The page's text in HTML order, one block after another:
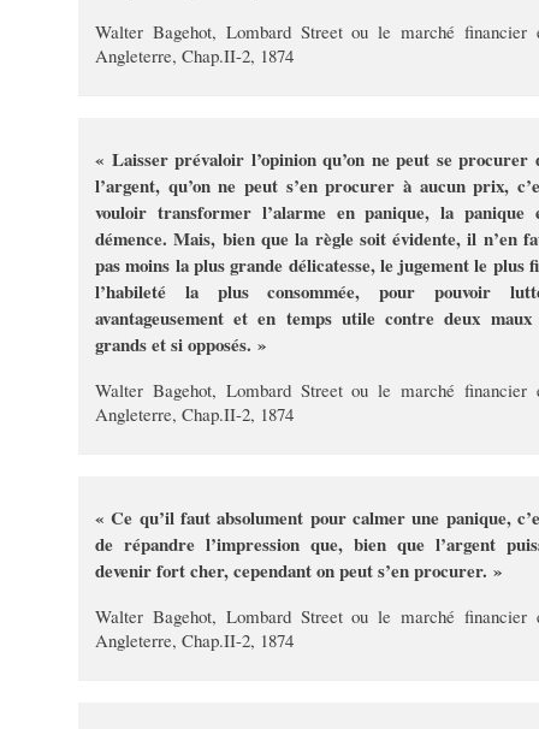
Walter Bagehot, Lombard Street ou le marché financier
Angleterre, Chap.II-2, 1874
« Laisser prévaloir l’opinion qu’on ne peut se procurer
l’argent, qu’on ne peut s’en procurer à aucun prix,
vouloir transformer l’alarme en panique, la panique
démence. Mais, bien que la règle soit évidente, il n’en
pas moins la plus grande délicatesse, le jugement le plus
l’habileté la plus consommée, pour pouvoir
avantageusement et en temps utile contre deux
grands et si opposés. »
Walter Bagehot, Lombard Street ou le marché financier
Angleterre, Chap.II-2, 1874
« Ce qu’il faut absolument pour calmer une panique,
de répandre l’impression que, bien que l’argent
devenir fort cher, cependant on peut s’en procurer. »
Walter Bagehot, Lombard Street ou le marché financier
Angleterre, Chap.II-2, 1874